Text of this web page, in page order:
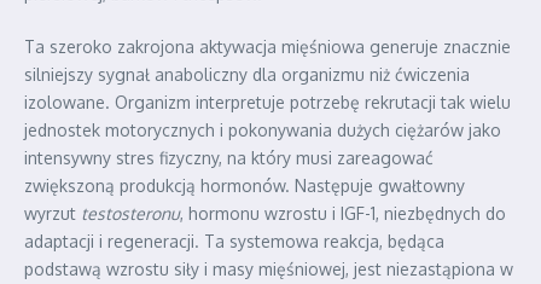
Ta szeroko zakrojona aktywacja mięśniowa generuje znacznie
silniejszy sygnał anaboliczny dla organizmu niż ćwiczenia
izolowane. Organizm interpretuje potrzebę rekrutacji tak wielu
jednostek motorycznych i pokonywania dużych ciężarów jako
intensywny stres fizyczny, na który musi zareagować
zwiększoną produkcją hormonów. Następuje gwałtowny
wyrzut testosteronu, hormonu wzrostu i IGF-1, niezbędnych do
adaptacji i regeneracji. Ta systemowa reakcja, będąca
podstawą wzrostu siły i masy mięśniowej, jest niezastąpiona w